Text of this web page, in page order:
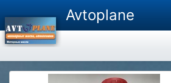
Avtoplane